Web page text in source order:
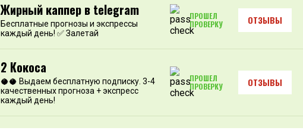
Жирный каппер в telegram
Бесплатные прогнозы и экспрессы
каждый день! ✅ Залетай
ПРОШЕЛ
ПРОВЕРКУ
ОТЗЫВЫ
2 Кокоса
🥥🥥 Выдаем бесплатную подписку. 3-4
качественных прогноза + экспресс
каждый день!
ПРОШЕЛ
ПРОВЕРКУ
ОТЗЫВЫ